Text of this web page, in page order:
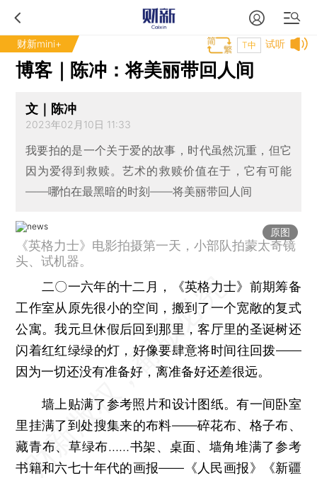
财新mini+ 试听
T中
博客｜陈冲：将美丽带回人间
文｜陈冲
2023年02月10日 11:33
我要拍的是一个关于爱的故事，时代虽然沉重，但它
因为爱得到救赎。艺术的救赎价值在于，它有可能
——哪怕在最黑暗的时刻——将美丽带回人间
原图
《英格力士》电影拍摄第一天，小部队拍蒙太奇镜
头、试机器。
二〇一六年的十二月，《英格力士》前期筹备
工作室从原先很小的空间，搬到了一个宽敞的复式
公寓。我元旦休假后回到那里，客厅里的圣诞树还
闪着红红绿绿的灯，好像要肆意将时间往回拨——
因为一切还没有准备好，离准备好还差很远。
墙上贴满了参考照片和设计图纸。有一间卧室
里挂满了到处搜集来的布料——碎花布、格子布、
藏青布、草绿布……书架、桌面、墙角堆满了参考
书籍和六七十年代的画报——《人民画报》《新疆